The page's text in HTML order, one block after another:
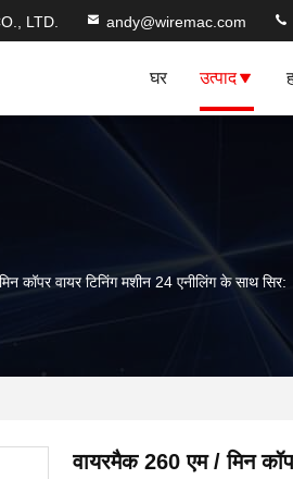
LTD. andy@wiremac.com
घर उत्पाद
कॉपर वायर टिनिंग मशीन 24 एनीलिंग के साथ सिर:
वायरमैक 260 एम / मिन